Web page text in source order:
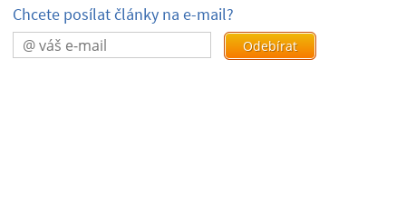
Chcete posílat články na e-mail?